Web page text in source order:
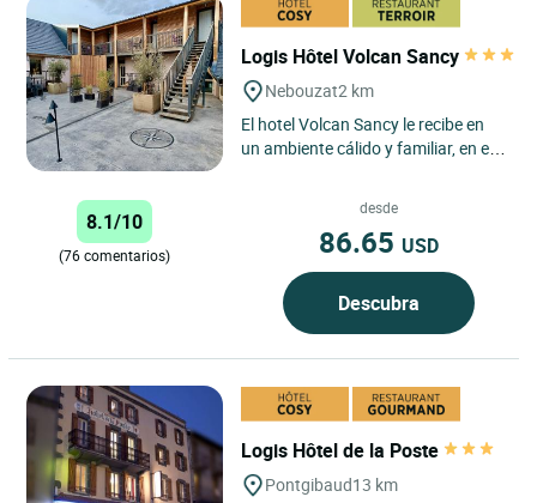
Logis Hôtel Volcan Sancy
Nebouzat2 km
El hotel Volcan Sancy le recibe en
un ambiente cálido y familiar, en el
8.1/10
(76 comentarios)
desde
86.65 USD
Descubra
Logis Hôtel de la Poste
Pontgibaud13 km